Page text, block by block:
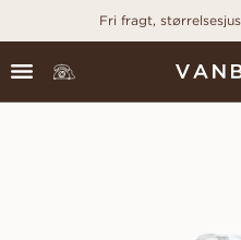
Fri fragt,